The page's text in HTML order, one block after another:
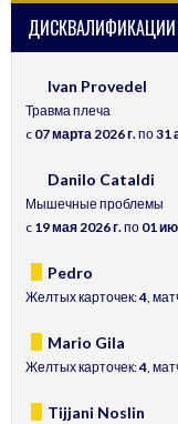
Ivan Provedel
Травма плеча
c 07 марта 2026 г.по31
Danilo Cataldi
Мышечные проблемы
c 19 мая 2026 г.по 01
Pedro
Желтых карточек:4,
Mario Gila
Желтых карточек:4,
Tijjani Noslin